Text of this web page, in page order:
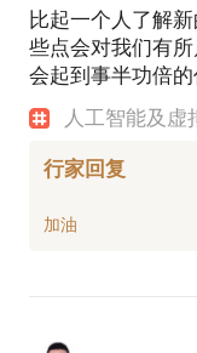
比起一个人了解
些点会对我们有
会起到事半功倍的
人工智能及虚
行家回复